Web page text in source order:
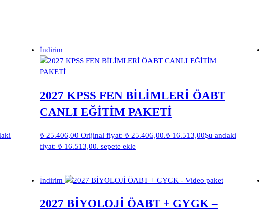
İndirim
2027 KPSS FEN BİLİMLERİ ÖABT
CANLI EĞİTİM PAKETİ
₺25.406,00 Orijinal fiyat: ₺ 25.406,00.₺ 16.513,00Şu andaki
fiyat: ₺ 16.513,00. sepete ekle
İndirim
2027 BİYOLOJİ ÖABT + GYGK –